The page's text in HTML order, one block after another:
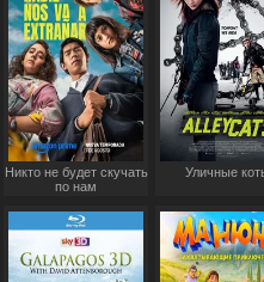
Никто не будет скучать
по нам
Уличные